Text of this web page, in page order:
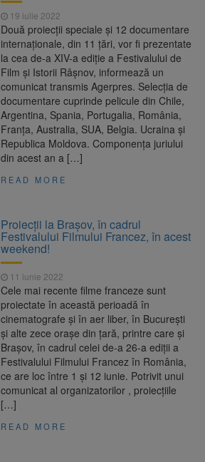
19 iulie 2022
Două proiecţii speciale şi 12 documentare
internaţionale, din 11 ţări, vor fi prezentate
la cea de-a XIV-a ediţie a Festivalului de
Film şi Istorii Râşnov, informează un
comunicat transmis Agerpres. Selecţia de
documentare cuprinde pelicule din Chile,
Argentina, Spania, Portugalia, România,
Franţa, Australia, SUA, Belgia. Ucraina şi
Republica Moldova. Componenţa juriului
din acest an a […]
READ MORE
Proiecții la Brașov, în cadrul
Festivalului Filmului Francez, în acest
weekend!
11 iunie 2022
Cele mai recente filme franceze sunt
proiectate în această perioadă în
cinematografe şi în aer liber, în Bucureşti
şi alte zece oraşe din ţară, printre care și
Brașov, în cadrul celei de-a 26-a ediţii a
Festivalului Filmului Francez în România,
ce are loc între 1 şi 12 iunie. Potrivit unui
comunicat al organizatorilor , proiecţiile
[…]
READ MORE